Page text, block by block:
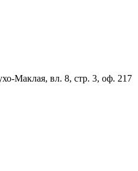
Маклая, вл. 8, стр. 3, оф. 217